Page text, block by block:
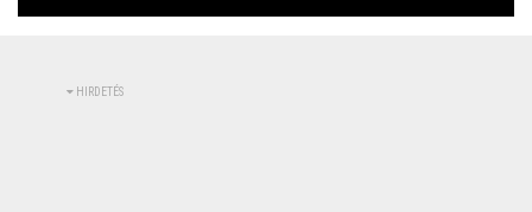
kikapcsolva
0%
0%
HIRDETÉS